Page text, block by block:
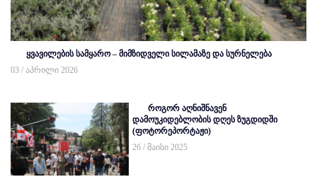
ყვავილების სამყარო – მიმზიდველი სილამაზე და სურნელება
03 / აპრილი 2026
როგორ აღნიშნავენ
დამოუკიდებლობის დღეს ზუგდიდში
(ფოტორეპორტაჟი)
26 / მაისი 2025